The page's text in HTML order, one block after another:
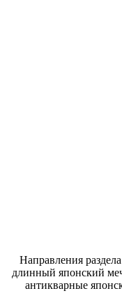
Направления
длинный японский
антикварные